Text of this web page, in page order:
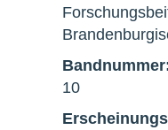
10